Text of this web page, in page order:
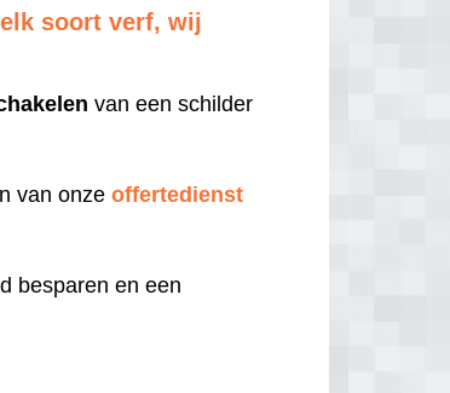
soort verf, wij
van een schilder
van onzeoffertedienst
besparen en een